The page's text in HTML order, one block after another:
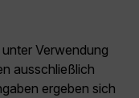
Verwendung
ausschließlich
ergeben sich